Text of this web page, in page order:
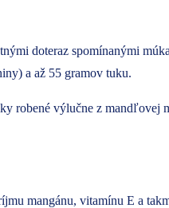
doteraz spomínanými
a až 55 gramov tuku.
robené výlučne z mandľovej
mangánu, vitamínu E a